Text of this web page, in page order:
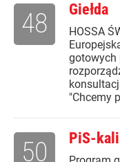
Giełda
HOSSA
gotowych
"Chcemy
48
PiS-
50